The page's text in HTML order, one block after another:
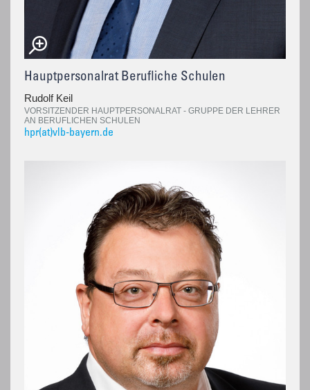
Hauptpersonalrat Berufliche Schulen
Rudolf Keil
VORSITZENDER HAUPTPERSONALRAT - GRUPPE DER LEHRER
AN BERUFLICHEN SCHULEN
hpr(at)vlb-bayern.de